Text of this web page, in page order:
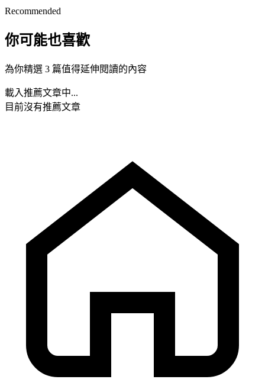
Recommended
你可能也喜歡
為你精選 3 篇值得延伸閱讀的內容
載入推薦文章中...
目前沒有推薦文章